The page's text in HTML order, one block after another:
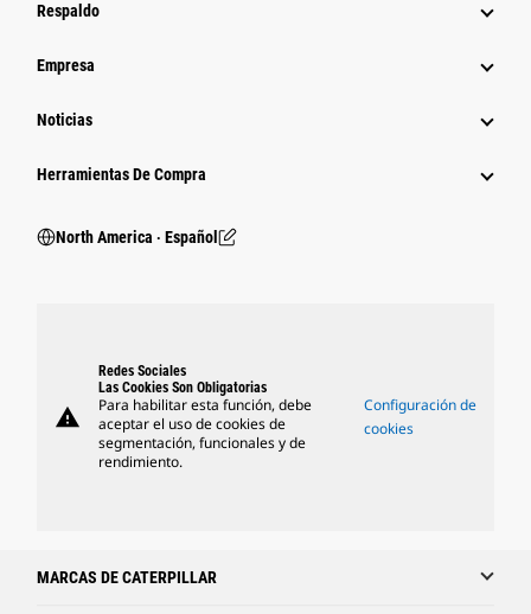
Respaldo
Empresa
Noticias
Herramientas De Compra
North America ‧ Español
warning
Redes Sociales
Las Cookies Son Obligatorias
Para habilitar esta función, debe
aceptar el uso de cookies de
segmentación, funcionales y de
rendimiento.
Configuración de
cookies
MARCAS DE CATERPILLAR